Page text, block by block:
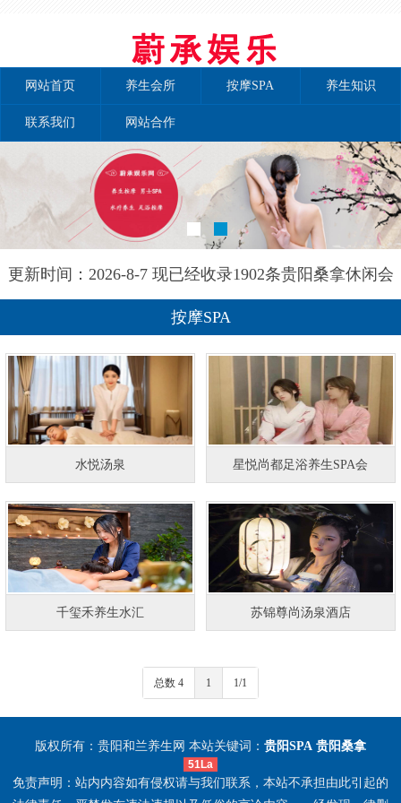
网站首页 养生会所 按摩SPA 养生知识
联系我们 网站合作
更新时间：2026-8-7 现已经收录1902条贵阳桑拿休闲会
所-贵阳和兰养生网信息
按摩SPA
水悦汤泉 星悦尚都足浴养生SPA会
千玺禾养生水汇 苏锦尊尚汤泉酒店
总数 4 1 1/1
版权所有：贵阳和兰养生网 本站关键词： 贵阳SPA 贵阳桑拿
51La
免责声明：站内内容如有侵权请与我们联系，本站不承担由此引起的